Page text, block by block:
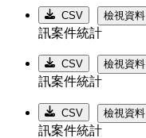
CSV 檢視資料
訊案件統計
CSV 檢視資料
訊案件統計
CSV 檢視資料
訊案件統計